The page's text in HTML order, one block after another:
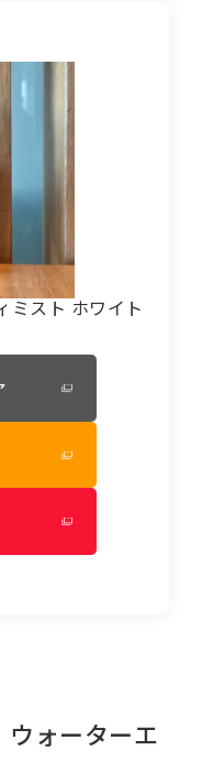
ミスト ホワイト
ォーターエ